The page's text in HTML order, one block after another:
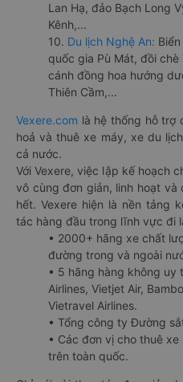
Lan Hạ, đảo Bạch Long
Kênh,...
10. Du lịch Nghệ An:
quốc gia Pù Mát, đồi
cánh đồng hoa hướng
Thiên Cầm,...
Vexere.com là hệ thống hỗ trợ
hoả và thuê xe máy, xe du
cả nước.
Với Vexere, việc lập kế hoạch
vô cùng đơn giản, linh hoạt
hết. Vexere hiện là nền tảng
tác hàng đầu trong lĩnh vực đi
• 2000+ hãng xe chất
đường trong và ngoài
• 5 hãng hàng không uy
Airlines, Vietjet Air,
Vietravel Airlines.
• Tổng công ty Đường
• Các đơn vị cho thuê
trên toàn quốc.